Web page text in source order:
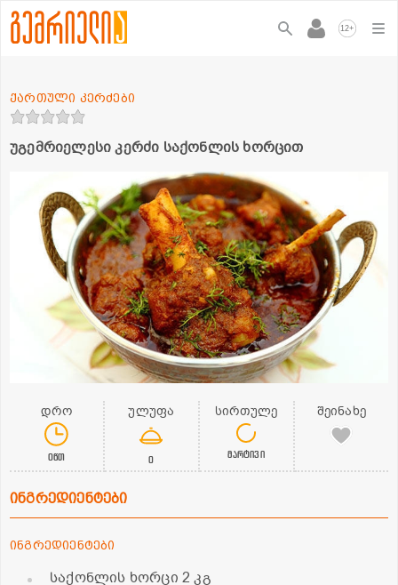
12+
უგემრიელესი კერძი საქონლის ხორცით
ქართული კერძები
დრო
0წთ
ულუფა
0
სირთულე
მარტივი
შეინახე
ინგრედიენტები
ინგრედიენტები
საქონლის ხორცი 2 კგ